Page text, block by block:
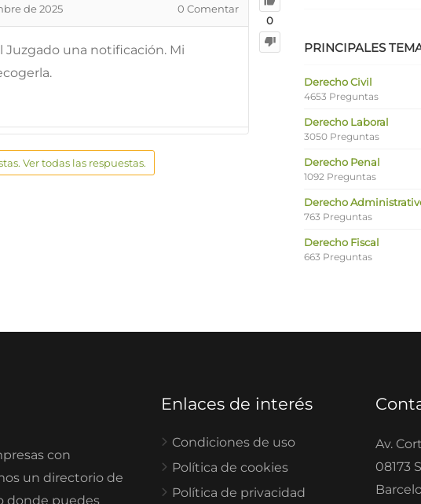
0
de 2025 0 Comentar
Juzgado una notificación. Mi
Ver todas las respuestas.
PRINCIPALES
Derecho Civil
4653 Preguntas
Derecho Laboral
3050 Preguntas
Derecho Penal
1092 Preguntas
Derecho
763 Preguntas
Derecho Fiscal
663 Preguntas
con
un directorio de
donde puedes
Enlaces de interés
Condiciones de uso
Política de cookies
Política de privacidad
Av.
08173